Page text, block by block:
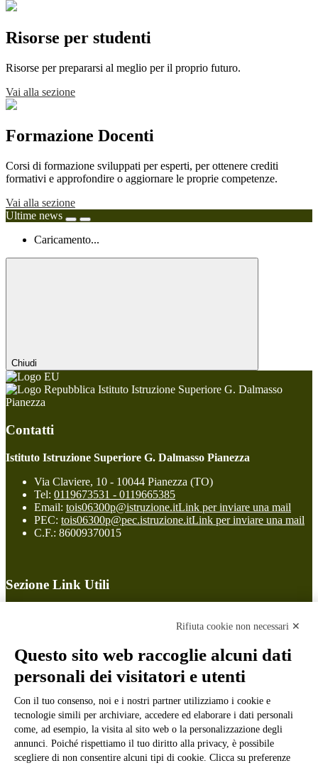
Risorse per studenti
Risorse per prepararsi al meglio per il proprio futuro.
Vai alla sezione
Formazione Docenti
Corsi di formazione sviluppati per esperti, per ottenere crediti
formativi e approfondire o aggiornare le proprie competenze.
Vai alla sezione
Ultime news
Caricamento...
Chiudi
Istituto Istruzione Superiore G. Dalmasso
Pianezza
Contatti
Istituto Istruzione Superiore G. Dalmasso Pianezza
Via Claviere, 10 - 10044 Pianezza (TO)
Tel: 0119673531 - 0119665385
Email: tois06300p@istruzione.itLink per inviare una mail
PEC: tois06300p@pec.istruzione.itLink per inviare una mail
C.F.: 86009370015
Sezione Link Utili
Ufficio Relazioni con il Pubblico
Dichiarazione di accessibilità
Obiettivi di accessibilità
Gestione consensi cookie
Amministrazione trasparente
Pagina visualizzata
507 volte
Rifiuta cookie non necessari ✕
Questo sito web raccoglie alcuni dati
personali dei visitatori e utenti
Con il tuo consenso, noi e i nostri partner utilizziamo i cookie e
tecnologie simili per archiviare, accedere ed elaborare i dati personali
come, ad esempio, la visita al sito web o la personalizzazione degli
annunci. Poiché rispettiamo il tuo diritto alla privacy, è possibile
scegliere di non consentire alcuni tipi di cookie. Clicca su preferenze